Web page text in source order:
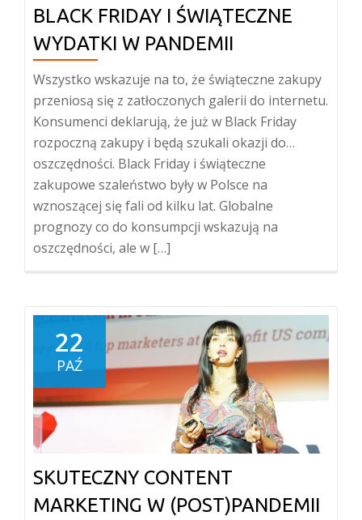
BLACK FRIDAY I ŚWIĄTECZNE
WYDATKI W PANDEMII
Wszystko wskazuje na to, że świąteczne zakupy
przeniosą się z zatłoczonych galerii do internetu.
Konsumenci deklarują, że już w Black Friday
rozpoczną zakupy i będą szukali okazji do…
oszczędności. Black Friday i świąteczne
zakupowe szaleństwo były w Polsce na
wznoszącej się fali od kilku lat. Globalne
prognozy co do konsumpcji wskazują na
oszczędności, ale w […]
22
PAŹ
SKUTECZNY CONTENT
MARKETING W (POST)PANDEMII